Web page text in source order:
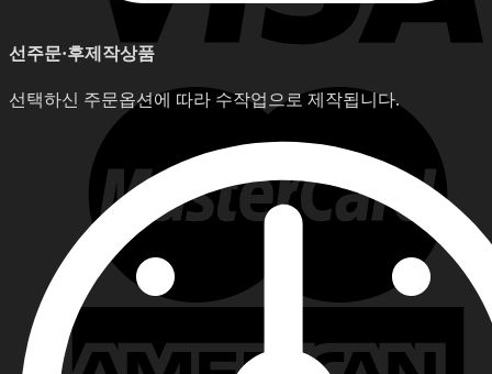
선주문·후제작상품
선택하신 주문옵션에 따라 수작업으로 제작됩니다.